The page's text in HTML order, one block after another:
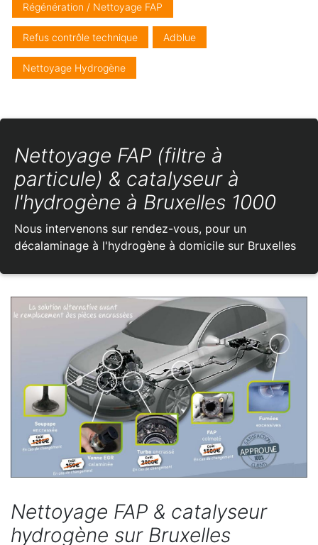
Régénération / Nettoyage FAP
Refus contrôle technique Adblue
Nettoyage Hydrogène
Nettoyage FAP (filtre à
particule) & catalyseur à
l'hydrogène à Bruxelles 1000
Nous intervenons sur rendez-vous, pour un
décalaminage à l'hydrogène à domicile sur Bruxelles
Nettoyage FAP & catalyseur
hydrogène sur Bruxelles